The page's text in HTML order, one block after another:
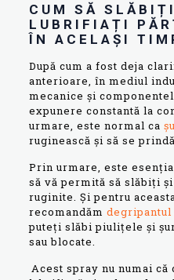
CUM SĂ
LUBRIFIAȚI
ÎN ACELAȘI
După cum a fost deja
anterioare, în mediul
mecanice și
expunere constantă la
urmare, este normal ca
ruginească și să se
Prin urmare, este
să vă permită să slăbiți
ruginite. Și pentru
recomandăm degripantul
puteți slăbi piulițele și
sau blocate.
Acest spray nu numai